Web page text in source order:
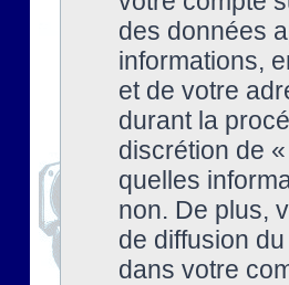
des données
informations,
et de votre
durant la
discrétion de
quelles
non. De plus,
de diffusion
dans votre